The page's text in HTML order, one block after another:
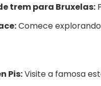
trem para Bruxelas:
Comece
Pis:Visite a famosa